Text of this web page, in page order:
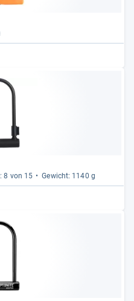
8 von 15 Gewicht: 1140 g